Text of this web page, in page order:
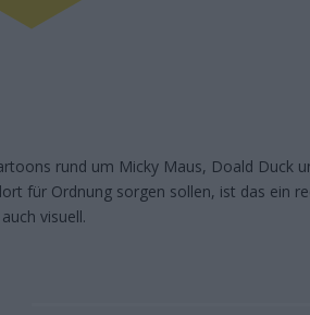
rund um Micky Maus, Doald Duck
für Ordnung sorgen sollen, ist das ein
visuell.